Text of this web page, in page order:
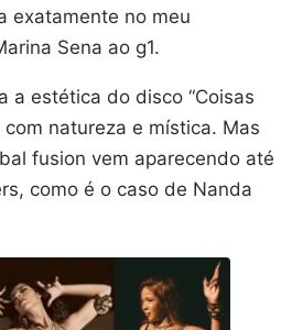
exatamente no meu
Sena ao g1.
a estética do disco “Coisas
com natureza e mística. Mas
fusion vem aparecendo até
como é o caso de Nanda